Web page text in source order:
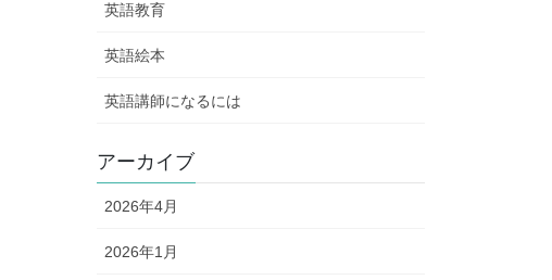
英語教育
英語絵本
英語講師になるには
アーカイブ
2026年4月
2026年1月